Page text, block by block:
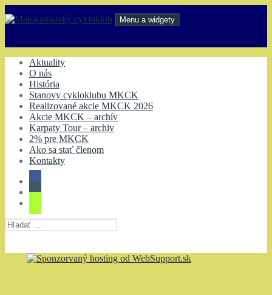
na
Menu a widgety
Aktuality
O nás
História
Stanovy cykloklubu MKCK
Realizované akcie MKCK 2026
Akcie MKCK – archív
Karpaty Tour – archiv
2% pre MKCK
Ako sa stať členom
Kontakty
Hľadať: